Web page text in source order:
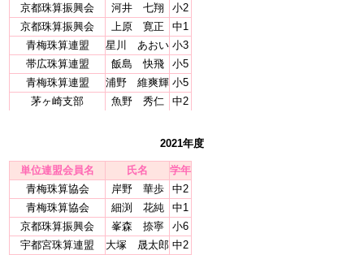
京都珠算振興会
河井 七翔
小2
京都珠算振興会
上原 寛正
中1
青梅珠算連盟
星川 あおい 小3
帯広珠算連盟
飯島 快飛
小5
青梅珠算連盟
浦野 維爽輝 小5
茅ヶ崎支部
魚野 秀仁 中2
2021年度
単位連盟会員名 氏名
学年
青梅珠算協会
岸野 華歩
中2
青梅珠算協会
細渕 花純
中1
京都珠算振興会
峯森 捺寧
小6
宇都宮珠算連盟
大塚 晟太郎 中2